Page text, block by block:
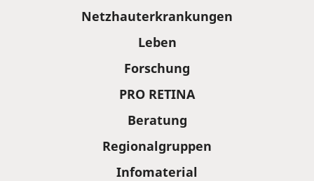
Netzhauterkrankungen
Leben
Forschung
PRO RETINA
Beratung
Regionalgruppen
Infomaterial